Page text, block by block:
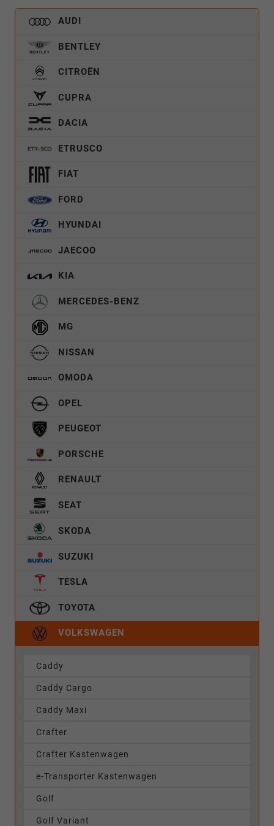
AUDI
BENTLEY
CITROËN
CUPRA
DACIA
ETRUSCO
FIAT
FORD
HYUNDAI
JAECOO
KIA
MERCEDES-BENZ
MG
NISSAN
OMODA
OPEL
PEUGEOT
PORSCHE
RENAULT
SEAT
SKODA
SUZUKI
TESLA
TOYOTA
VOLKSWAGEN
Caddy
Caddy Cargo
Caddy Maxi
Crafter
Crafter Kastenwagen
e-Transporter Kastenwagen
Golf
Golf Variant